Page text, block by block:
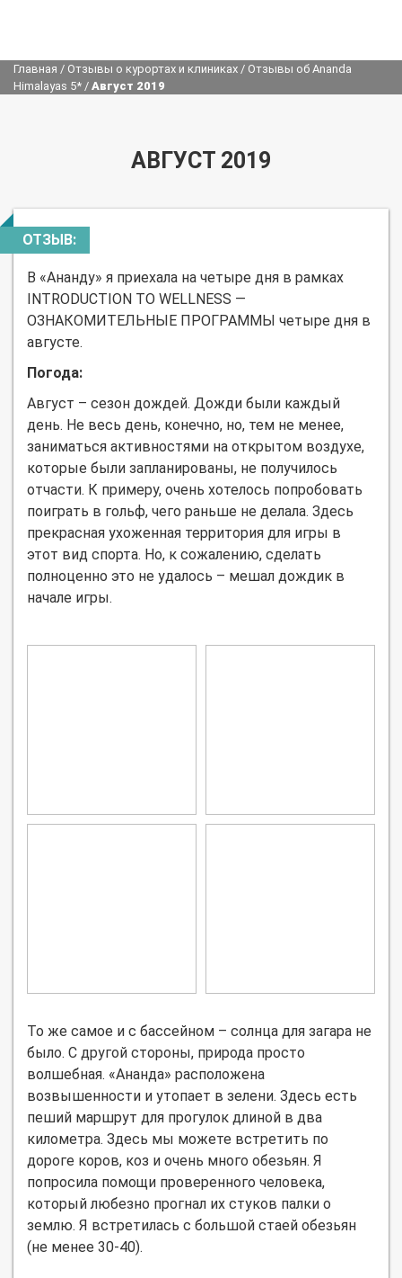
Главная / Отзывы о курортах и клиниках / Отзывы об Ananda
Himalayas 5* / Август 2019
АВГУСТ 2019
ОТЗЫВ:
В «Ананду» я приехала на четыре дня в рамках
INTRODUCTION TO WELLNESS —
ОЗНАКОМИТЕЛЬНЫЕ ПРОГРАММЫ четыре дня в
августе.
Погода:
Август – сезон дождей. Дожди были каждый
день. Не весь день, конечно, но, тем не менее,
заниматься активностями на открытом воздухе,
которые были запланированы, не получилось
отчасти. К примеру, очень хотелось попробовать
поиграть в гольф, чего раньше не делала. Здесь
прекрасная ухоженная территория для игры в
этот вид спорта. Но, к сожалению, сделать
полноценно это не удалось – мешал дождик в
начале игры.
То же самое и с бассейном – солнца для загара не
было. С другой стороны, природа просто
волшебная. «Ананда» расположена
возвышенности и утопает в зелени. Здесь есть
пеший маршрут для прогулок длиной в два
километра. Здесь мы можете встретить по
дороге коров, коз и очень много обезьян. Я
попросила помощи проверенного человека,
который любезно прогнал их стуков палки о
землю. Я встретилась с большой стаей обезьян
(не менее 30-40).